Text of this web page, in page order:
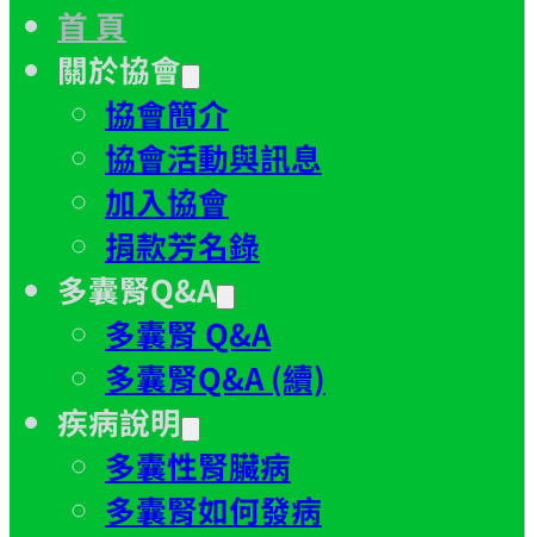
首 頁
關於協會
協會簡介
協會活動與訊息
加入協會
捐款芳名錄
多囊腎Q&A
多囊腎 Q&A
多囊腎Q&A (續)
疾病說明
多囊性腎臟病
多囊腎如何發病